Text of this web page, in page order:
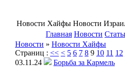
Новости Хайфы Новости
Главная Новости
Новости » Новости Хайфы
Страниц : << < 5 6 7 8 9 10 11 12
03.11.24
Борьба за Кармель